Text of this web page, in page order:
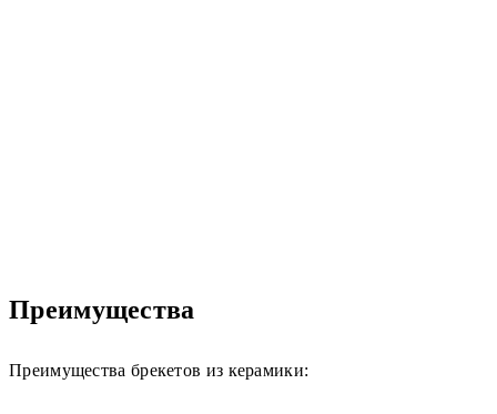
Преимущества
Преимущества брекетов из керамики: